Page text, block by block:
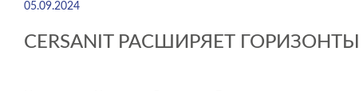
05.09.2024
CERSANIT РАСШИРЯЕТ ГОРИЗОНТЫ